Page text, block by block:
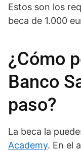
Estos son los
beca de 1.000
¿Cómo
Banco
paso?
La beca la
Academy. En el